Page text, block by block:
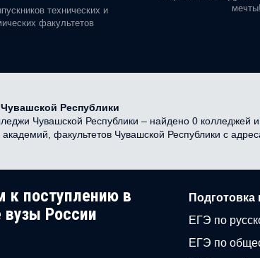
технических и
факультетов
мечты!
Республики
Чувашской Республики – найдено 0 колледжей
академий, факультетов Чувашской Республики с
к поступлению в
России
Подготовка
ЕГЭ по
ЕГЭ по